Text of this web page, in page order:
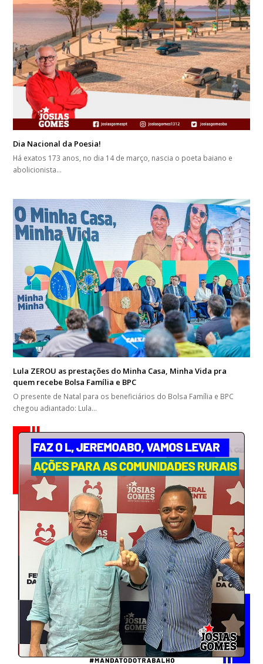
Dia Nacional da Poesia!
Há exatos 173 anos, no dia 14 de março, nascia o poeta baiano e
abolicionista…
Lula ZEROU as prestações do Minha Casa, Minha Vida pra
quem recebe Bolsa Família e BPC
O presente de Natal para os beneficiários do Bolsa Família e BPC
chegou adiantado: Lula…